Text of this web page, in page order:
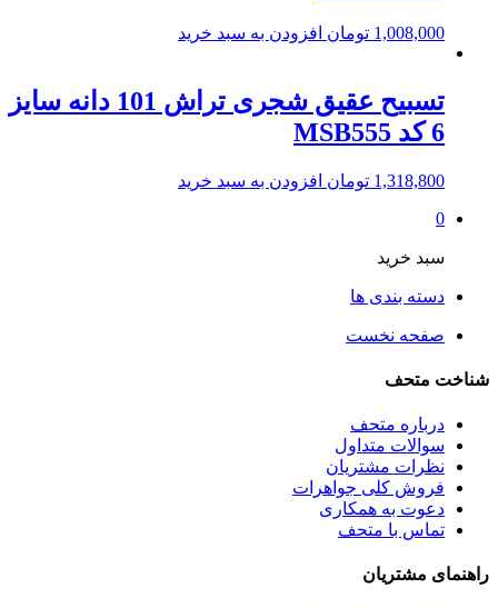
1,008,000 تومان افزودن به سبد خرید
تسبیح عقیق شجری تراش 101 دانه سایز
6 کد MSB555
1,318,800 تومان افزودن به سبد خرید
0
سبد خرید
دسته بندی ها
صفحه نخست
شناخت متحف
درباره متحف
سوالات متداول
نظرات مشتریان
فروش کلی جواهرات
دعوت به همکاری
تماس با متحف
راهنمای مشتریان